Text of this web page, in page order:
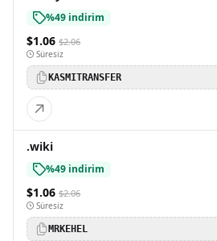
%49 indirim
$1.06 $2.06
Süresiz
KASMITRANSFER
.wiki
%49 indirim
$1.06 $2.06
Süresiz
MRKEHEL